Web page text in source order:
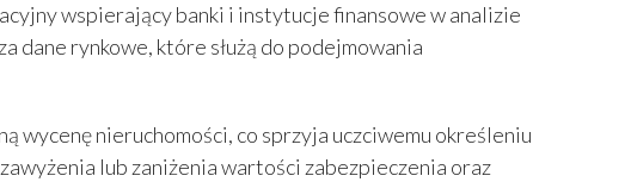
wspierający banki i instytucje finansowe w analizie
dane rynkowe, które służą do podejmowania
wycenę nieruchomości, co sprzyja uczciwemu określeniu
lub zaniżenia wartości zabezpieczenia oraz